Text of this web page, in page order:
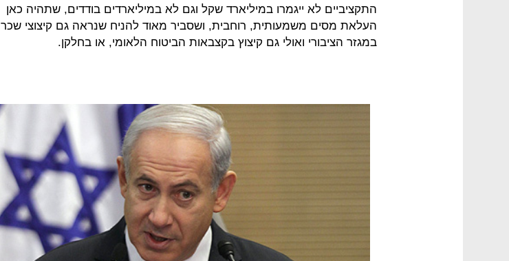
התקציביים לא ייגמרו במיליארד שקל וגם לא במיליארדים בודדים, שתהיה כאן
העלאת מסים משמעותית, רוחבית, ושסביר מאוד להניח שנראה גם קיצוצי שכר
במגזר הציבורי ואולי גם קיצוץ בקצבאות הביטוח הלאומי, או בחלקן.